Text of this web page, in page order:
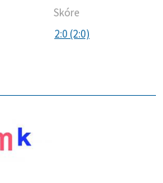
Skóre
2:0 (2:0)